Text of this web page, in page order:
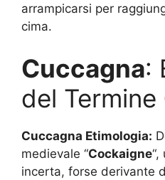
arrampicarsi per
cima.
Cuccagna:
del Termine
Cuccagna Etimologia:
medievale “Cockaigne“,
incerta, forse derivante